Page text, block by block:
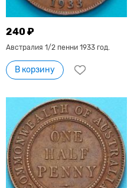
240 ₽
Австралия 1/2 пенни 1933 год.
В корзину